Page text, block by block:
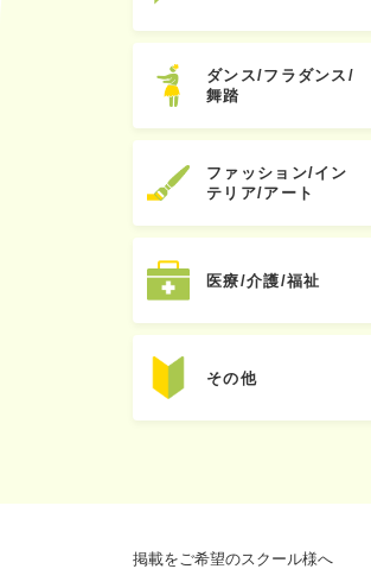
ダンス/フラダンス/
舞踏
ファッション/イン
テリア/アート
医療/介護/福祉
その他
掲載をご希望のスクール様へ